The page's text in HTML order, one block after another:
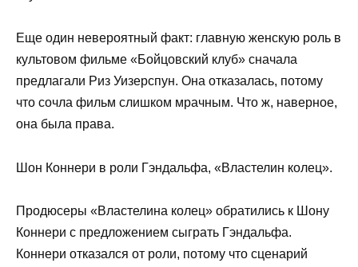
Еще один невероятный факт: главную женскую роль в
культовом фильме «Бойцовский клуб» сначала
предлагали Риз Уизерспун. Она отказалась, потому
что сочла фильм слишком мрачным. Что ж, наверное,
она была права.
Шон Коннери в роли Гэндальфа, «Властелин колец».
Продюсеры «Властелина колец» обратились к Шону
Коннери с предложением сыграть Гэндальфа.
Коннери отказался от роли, потому что сценарий